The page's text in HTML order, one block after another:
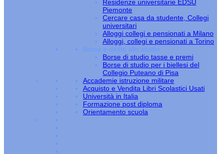
Residenze universitarie EDSU
Piemonte
Cercare casa da studente, Collegi
universitari
Alloggi collegi e pensionati a Milano
Alloggi, collegi e pensionati a Torino
Borse e diritto allo studio
Borse di studio tasse e premi
Borse di studio per i biellesi del
Collegio Puteano di Pisa
Accademie istruzione militare
Acquisto e Vendita Libri Scolastici Usati
Università in Italia
Formazione post diploma
Orientamento scuola